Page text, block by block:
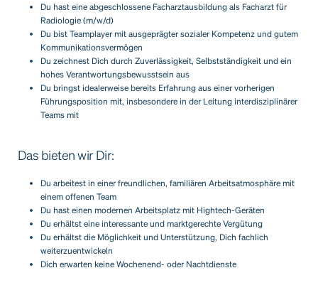
Du hast eine abgeschlossene Facharztausbildung als Facharzt für
Radiologie (m/w/d)
Du bist Teamplayer mit ausgeprägter sozialer Kompetenz und gutem
Kommunikationsvermögen
Du zeichnest Dich durch Zuverlässigkeit, Selbstständigkeit und ein
hohes Verantwortungsbewusstsein aus
Du bringst idealerweise bereits Erfahrung aus einer vorherigen
Führungsposition mit, insbesondere in der Leitung interdisziplinärer
Teams mit
Das bieten wir Dir:
Du arbeitest in einer freundlichen, familiären Arbeitsatmosphäre mit
einem offenen Team
Du hast einen modernen Arbeitsplatz mit Hightech-Geräten
Du erhältst eine interessante und marktgerechte Vergütung
Du erhältst die Möglichkeit und Unterstützung, Dich fachlich
weiterzuentwickeln
Dich erwarten keine Wochenend- oder Nachtdienste